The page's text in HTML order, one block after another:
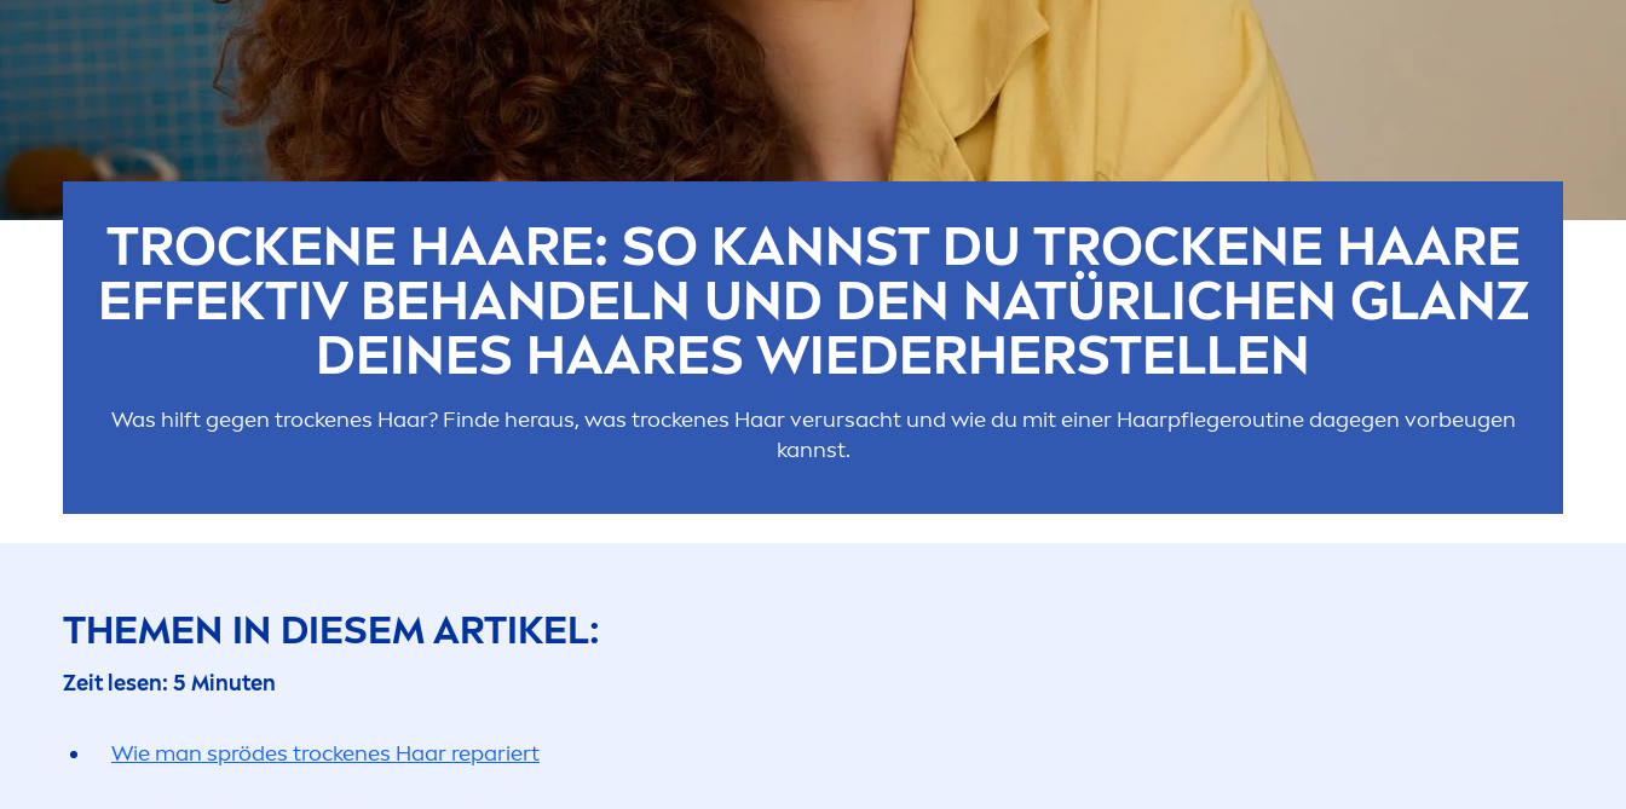
TROCKENE HAARE: SO KANNST DU TROCKENE HAARE
EFFEKTIV BEHANDELN UND DEN NATÜRLICHEN GLANZ
DEINES HAARES WIEDERHERSTELLEN
Was hilft gegen trockenes Haar? Finde heraus, was trockenes Haar verursacht und wie du mit einer Haarpflegeroutine dagegen vorbeugen
kannst.
THEMEN IN DIESEM ARTIKEL:
Zeit lesen: 5 Minuten
Wie man sprödes trockenes Haar repariert